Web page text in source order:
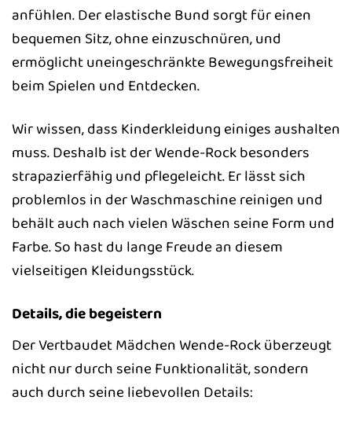
anfühlen. Der elastische Bund sorgt für einen
bequemen Sitz, ohne einzuschnüren, und
ermöglicht uneingeschränkte Bewegungsfreiheit
beim Spielen und Entdecken.
Wir wissen, dass Kinderkleidung einiges aushalten
muss. Deshalb ist der Wende-Rock besonders
strapazierfähig und pflegeleicht. Er lässt sich
problemlos in der Waschmaschine reinigen und
behält auch nach vielen Wäschen seine Form und
Farbe. So hast du lange Freude an diesem
vielseitigen Kleidungsstück.
Details, die begeistern
Der Vertbaudet Mädchen Wende-Rock überzeugt
nicht nur durch seine Funktionalität, sondern
auch durch seine liebevollen Details: